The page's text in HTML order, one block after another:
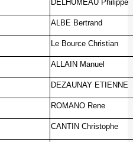
DELHUMEAU Philippe
ALBE Bertrand
Le Bource Christian
ALLAIN Manuel
DEZAUNAY ETIENNE
ROMANO Rene
CANTIN Christophe